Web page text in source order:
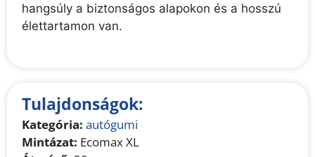
hangsúly a biztonságos alapokon és a hosszú
élettartamon van.
Tulajdonságok:
Kategória: autógumi
Mintázat: Ecomax XL